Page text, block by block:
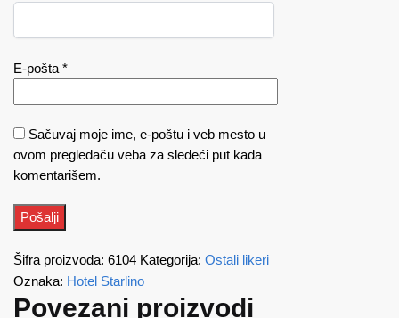
E-pošta *
Sačuvaj moje ime, e-poštu i veb mesto u
ovom pregledaču veba za sledeći put kada
komentarišem.
Šifra proizvoda: 6104 Kategorija: Ostali likeri
Oznaka: Hotel Starlino
Povezani proizvodi